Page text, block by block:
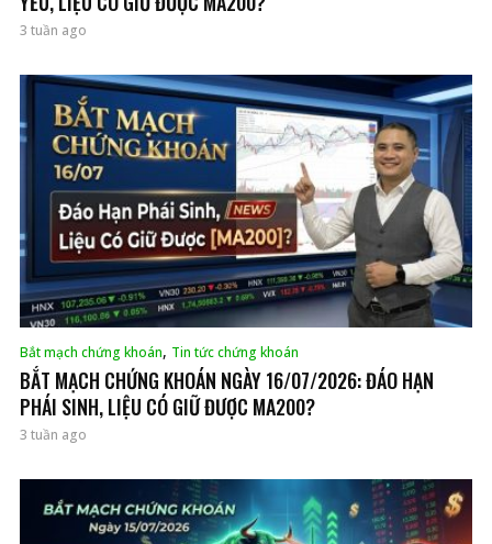
3 tuần ago
Bắt mạch chứng khoán, Tin tức chứng khoán
BẮT MẠCH CHỨNG KHOÁN NGÀY 16/07/2026: ĐÁO HẠN
PHÁI SINH, LIỆU CÓ GIỮ ĐƯỢC MA200?
3 tuần ago